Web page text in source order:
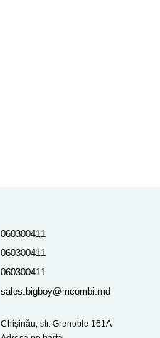
060300411
060300411
060300411
sales.bigboy@mcombi.md
Chișinău, str. Grenoble 161A